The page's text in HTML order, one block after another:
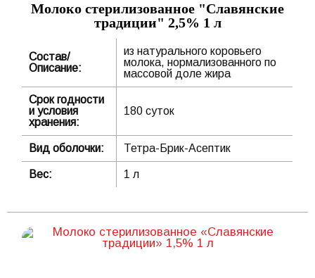
Молоко стерилизованное "Славянские
традиции" 2,5% 1 л
Состав/
Описание:
из натурального коровьего
молока, нормализованного по
массовой доле жира
Срок годности
и условия
хранения:
180 суток
Вид оболочки: Тетра-Брик-Асептик
Вес: 1 л